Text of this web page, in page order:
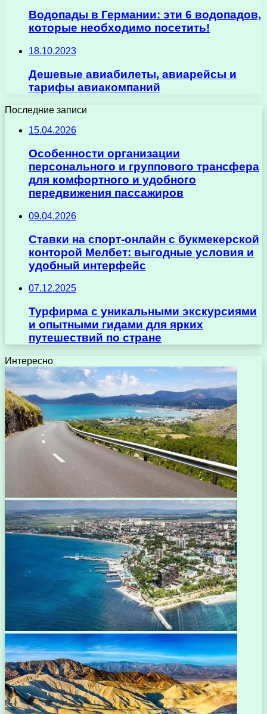
Водопады в Германии: эти 6 водопадов,
которые необходимо посетить!
18.10.2023
Дешевые авиабилеты, авиарейсы и
тарифы авиакомпаний
Последние записи
15.04.2026
Особенности организации
персонального и группового трансфера
для комфортного и удобного
передвижения пассажиров
09.04.2026
Ставки на спорт-онлайн с букмекерской
конторой Мелбет: выгодные условия и
удобный интерфейс
07.12.2025
Турфирма с уникальными экскурсиями
и опытными гидами для ярких
путешествий по стране
Интересно